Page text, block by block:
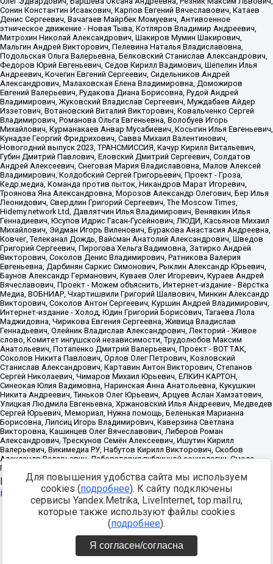
Источник:https://minjust.gov.ru/uploaded/files/reestr-
inostrannyih-agentov-22-03-2024.pdfданные на22.03.2024
Разработка -
Для повышения удобства сайта мы используем
cookies (подробнее). К сайту подключены
сервисы Yandex.Metrika, LiveInternet, top.mail.ru,
которые также используют файлы cookies
(подробнее).
Я согласен/согласна